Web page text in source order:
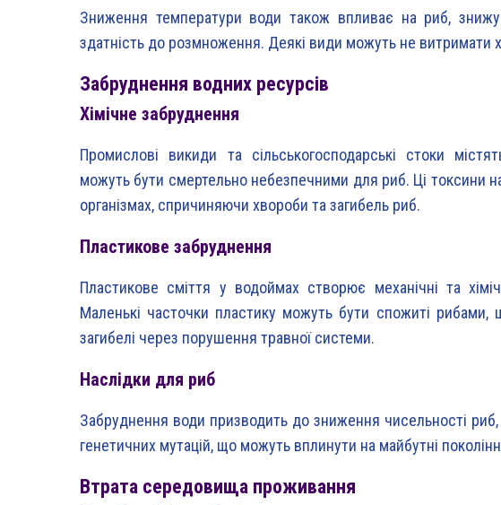
Зниження температури води також впливає на риб,
здатність до розмноження. Деякі види можуть не витримати
Забруднення водних ресурсів
Хімічне забруднення
Промислові викиди та сільськогосподарські стоки
можуть бути смертельно небезпечними для риб. Ці токсини
організмах, спричиняючи хвороби та загибель риб.
Пластикове забруднення
Пластикове сміття у водоймах створює механічні та
Маленькі часточки пластику можуть бути спожиті рибами,
загибелі через порушення травної системи.
Наслідки для риб
Забруднення води призводить до зниження чисельності риб,
генетичних мутацій, що можуть вплинути на майбутні
Втрата середовища проживання